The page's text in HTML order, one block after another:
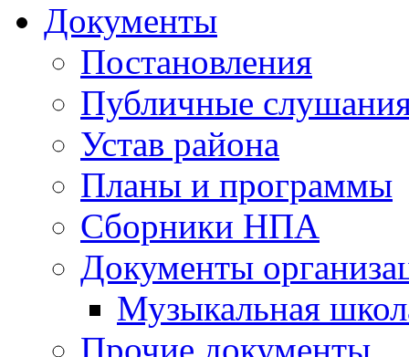
Документы
Постановления
Публичные
Устав района
Планы и программы
Сборники НПА
Документы
Музыкальная
Прочие документы